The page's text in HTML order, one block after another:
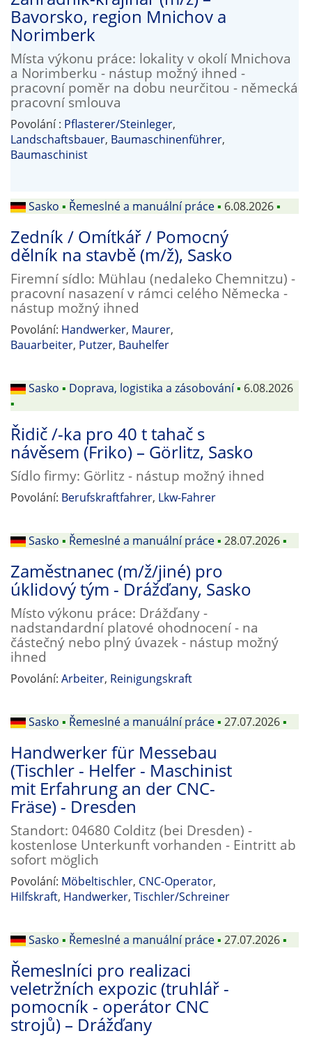
Bavorsko, region Mnichov a
Norimberk
Místa výkonu práce: lokality v okolí Mnichova
a Norimberku - nástup možný ihned -
pracovní poměr na dobu neurčitou - německá
pracovní smlouva
Povolání : Pflasterer/Steinleger,
Landschaftsbauer, Baumaschinenführer,
Baumaschinist
Sasko ▪ Řemeslné a manuální práce▪ 6.08.2026▪
Zedník / Omítkář / Pomocný
dělník na stavbě (m/ž), Sasko
Firemní sídlo: Mühlau (nedaleko Chemnitzu) -
pracovní nasazení v rámci celého Německa -
nástup možný ihned
Povolání: Handwerker, Maurer,
Bauarbeiter, Putzer, Bauhelfer
Sasko ▪ Doprava, logistika a zásobování▪ 6.08.2026
▪
Řidič /-ka pro 40 t tahač s
návěsem (Friko) – Görlitz, Sasko
Sídlo firmy: Görlitz - nástup možný ihned
Povolání: Berufskraftfahrer, Lkw-Fahrer
Sasko ▪ Řemeslné a manuální práce▪ 28.07.2026▪
Zaměstnanec (m/ž/jiné) pro
úklidový tým - Drážďany, Sasko
Místo výkonu práce: Drážďany -
nadstandardní platové ohodnocení - na
částečný nebo plný úvazek - nástup možný
ihned
Povolání: Arbeiter, Reinigungskraft
Sasko ▪ Řemeslné a manuální práce▪ 27.07.2026▪
Handwerker für Messebau
(Tischler - Helfer - Maschinist
mit Erfahrung an der CNC-
Fräse) - Dresden
Standort: 04680 Colditz (bei Dresden) -
kostenlose Unterkunft vorhanden - Eintritt ab
sofort möglich
Povolání: Möbeltischler, CNC-Operator,
Hilfskraft, Handwerker, Tischler/Schreiner
Sasko ▪ Řemeslné a manuální práce▪ 27.07.2026▪
Řemeslníci pro realizaci
veletržních expozic (truhlář -
pomocník - operátor CNC
strojů) – Drážďany